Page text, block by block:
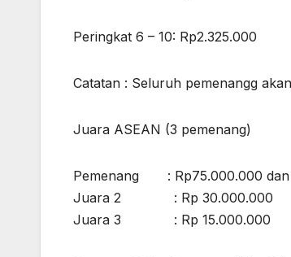
Peringkat 6 – 10: Rp2.325.000
Catatan : Seluruh pemenangg
Juara ASEAN (3 pemenang)
Pemenang : Rp75.000.000 dan
Juara 2 : Rp 30.000.000
Juara 3 : Rp 15.000.000